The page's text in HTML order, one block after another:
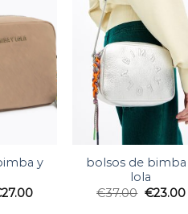
y
27.00
bolsos de bimba
lola
€37.00 €23.00